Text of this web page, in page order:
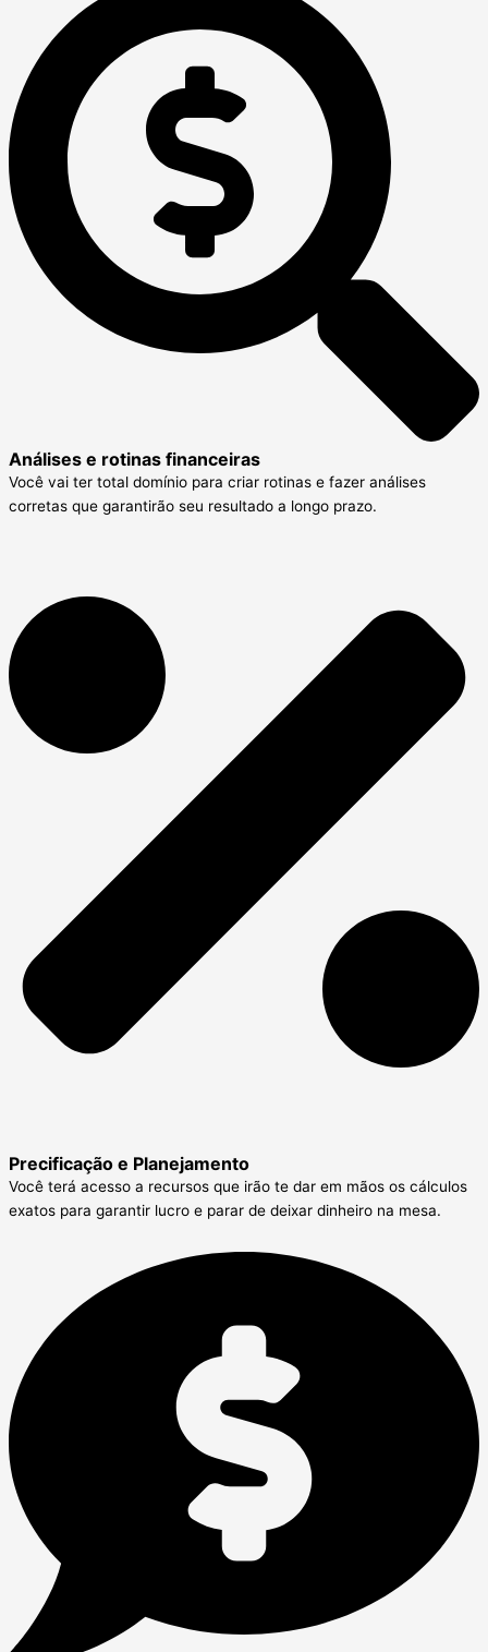
Análises e rotinas financeiras
Você vai ter total domínio para criar rotinas e fazer análises
corretas que garantirão seu resultado a longo prazo.
Precificação e Planejamento
Você terá acesso a recursos que irão te dar em mãos os cálculos
exatos para garantir lucro e parar de deixar dinheiro na mesa.